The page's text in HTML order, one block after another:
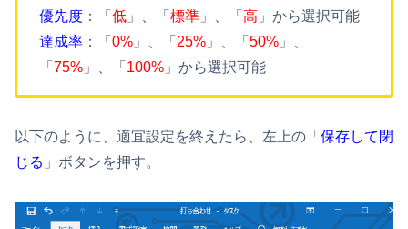
優先度 ：「 低 」、「 標準 」、「 高 」から選択可能
達成率 ：「 0% 」、「 25% 」、「 50% 」、
「 75% 」、「 100% 」から選択可能
以下のように、適宜設定を終えたら、左上の「 保存して閉
じる 」ボタンを押す。